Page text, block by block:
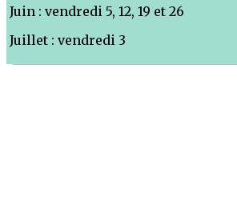
Juin : vendredi 5, 12, 19 et 26
Juillet : vendredi 3